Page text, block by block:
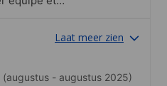
Laat meer zien
(augustus - augustus 2025)